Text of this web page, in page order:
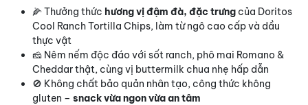
🌽 Thưởng thức hương vị đậm đà, đặc trưng của Doritos
Cool Ranch Tortilla Chips, làm từ ngô cao cấp và dầu
thực vật
🧀 Nêm nếm độc đáo với sốt ranch, phô mai Romano &
Cheddar thật, cùng vị buttermilk chua nhẹ hấp dẫn
🚫 Không chất bảo quản nhân tạo, công thức không
gluten – snack vừa ngon vừa an tâm